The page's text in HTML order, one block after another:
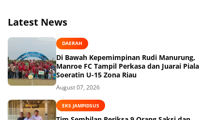
Latest News
DAERAH
Di Bawah Kepemimpinan Rudi Manurung,
Manroe FC Tampil Perkasa dan Juarai Piala
Soeratin U-15 Zona Riau
August 07, 2026
EKS JAMPIDSUS